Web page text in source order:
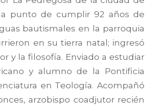
punto de cumplir 92 años de
bautismales en la parroquia
en su tierra natal; ingresó
y la filosofía. Enviado a estudiar
y alumno de la Pontificia
en Teología. Acompañó
arzobispo coadjutor recién